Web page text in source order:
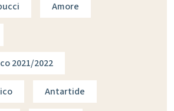
Amore
2021/2022
Antartide